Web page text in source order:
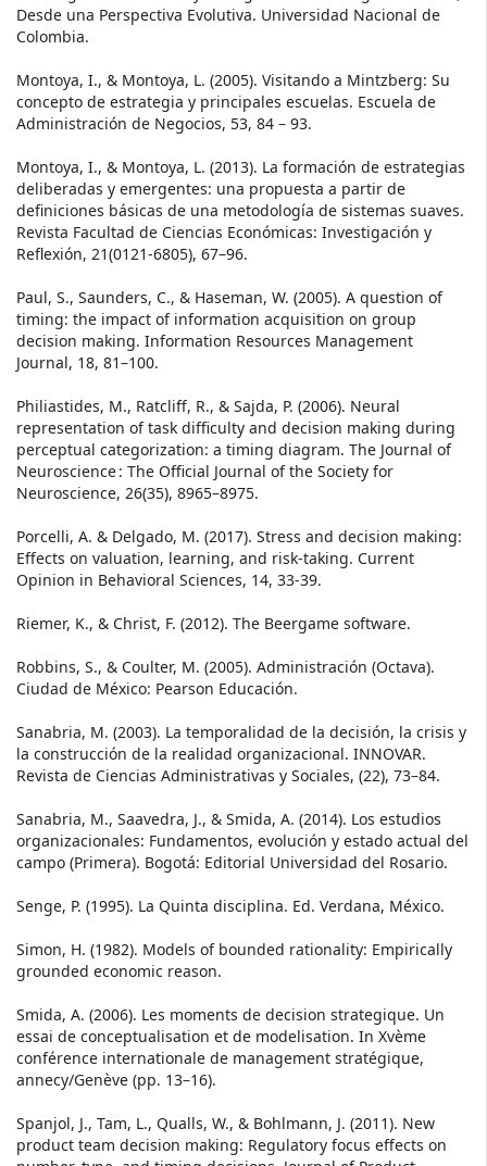
Desde una Perspectiva Evolutiva. Universidad Nacional de
Colombia.
Montoya, I., & Montoya, L. (2005). Visitando a Mintzberg: Su
concepto de estrategia y principales escuelas. Escuela de
Administración de Negocios, 53, 84 – 93.
Montoya, I., & Montoya, L. (2013). La formación de estrategias
deliberadas y emergentes: una propuesta a partir de
definiciones básicas de una metodología de sistemas suaves.
Revista Facultad de Ciencias Económicas: Investigación y
Reflexión, 21(0121-6805), 67–96.
Paul, S., Saunders, C., & Haseman, W. (2005). A question of
timing: the impact of information acquisition on group
decision making. Information Resources Management
Journal, 18, 81–100.
Philiastides, M., Ratcliff, R., & Sajda, P. (2006). Neural
representation of task difficulty and decision making during
perceptual categorization: a timing diagram. The Journal of
Neuroscience : The Official Journal of the Society for
Neuroscience, 26(35), 8965–8975.
Porcelli, A. & Delgado, M. (2017). Stress and decision making:
Effects on valuation, learning, and risk-taking. Current
Opinion in Behavioral Sciences, 14, 33-39.
Riemer, K., & Christ, F. (2012). The Beergame software.
Robbins, S., & Coulter, M. (2005). Administración (Octava).
Ciudad de México: Pearson Educación.
Sanabria, M. (2003). La temporalidad de la decisión, la crisis y
la construcción de la realidad organizacional. INNOVAR.
Revista de Ciencias Administrativas y Sociales, (22), 73–84.
Sanabria, M., Saavedra, J., & Smida, A. (2014). Los estudios
organizacionales: Fundamentos, evolución y estado actual del
campo (Primera). Bogotá: Editorial Universidad del Rosario.
Senge, P. (1995). La Quinta disciplina. Ed. Verdana, México.
Simon, H. (1982). Models of bounded rationality: Empirically
grounded economic reason.
Smida, A. (2006). Les moments de decision strategique. Un
essai de conceptualisation et de modelisation. In Xvème
conférence internationale de management stratégique,
annecy/Genève (pp. 13–16).
Spanjol, J., Tam, L., Qualls, W., & Bohlmann, J. (2011). New
product team decision making: Regulatory focus effects on